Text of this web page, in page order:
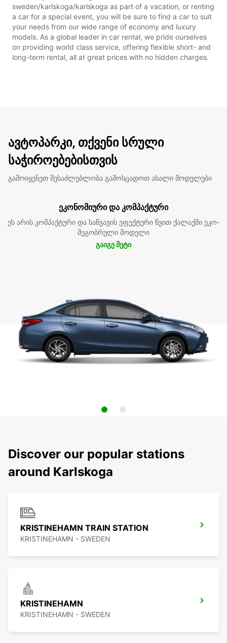
sweden/karlskoga/karlskoga as part of a vacation, or renting
a car for a special event, you will be sure to find a car to suit
your needs from our wide range of economy and luxury
models. As a global leader in car rental, we pride ourselves
on providing world class service, offering flexible short- and
long-term rental, all at great prices with no hidden charges.
ავტოპარკი, თქვენი სრული
საჭიროებებისთვის
გამოიყენეთ შესაძლებლობა გამოსცადოთ ახალი მოდელები
ეკონომიური და კომპაქტური
ეს არის კომპაქტური და საწვავის ეფექტური წვით ქალაქში ეკო-
მეგობრული მოდელი
გაიგე მეტი
Discover our popular stations
around Karlskoga
KRISTINEHAMN TRAIN STATION
KRISTINEHAMN - SWEDEN
KRISTINEHAMN
KRISTINEHAMN - SWEDEN